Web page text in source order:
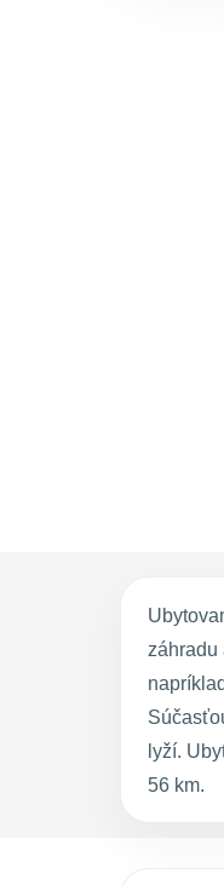
záhradu
lyží.
56 km.